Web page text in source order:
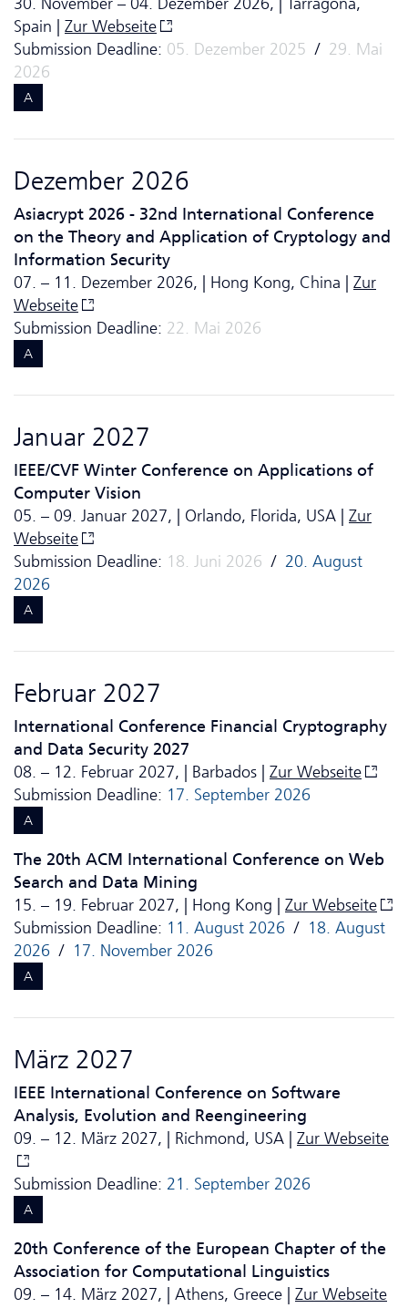
Spain | Zur Webseite
Submission Deadline: 05. Dezember 2025 / 29. Mai
2026
A
Dezember 2026
Asiacrypt 2026 - 32nd International Conference
on the Theory and Application of Cryptology and
Information Security
07. – 11. Dezember 2026, | Hong Kong, China | Zur
Webseite
Submission Deadline: 22. Mai 2026
A
Januar 2027
IEEE/CVF Winter Conference on Applications of
Computer Vision
05. – 09. Januar 2027, | Orlando, Florida, USA | Zur
Webseite
Submission Deadline: 18. Juni 2026 / 20. August
2026
A
Februar 2027
International Conference Financial Cryptography
and Data Security 2027
08. – 12. Februar 2027, | Barbados | Zur Webseite
Submission Deadline: 17. September 2026
A
The 20th ACM International Conference on Web
Search and Data Mining
15. – 19. Februar 2027, | Hong Kong | Zur Webseite
Submission Deadline: 11. August 2026 / 18. August
2026 / 17. November 2026
A
März 2027
IEEE International Conference on Software
Analysis, Evolution and Reengineering
09. – 12. März 2027, | Richmond, USA | Zur Webseite
Submission Deadline: 21. September 2026
A
20th Conference of the European Chapter of the
Association for Computational Linguistics
09. – 14. März 2027, | Athens, Greece | Zur Webseite